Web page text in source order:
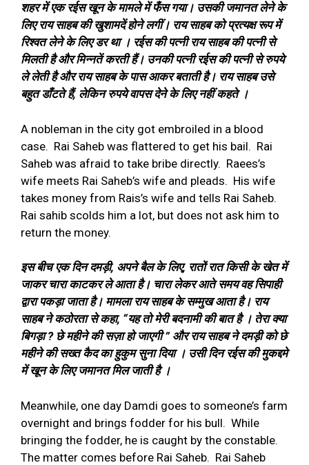
शहर में एक रईस खून के मामले में फँस गया। उसकी जमानत लेने के
लिए राय साहब की खुशामदें होने लगीं। राय साहब को प्रत्यक्ष रूप में
रिश्वत लेने के लिए डर था । रईस की पत्नी राय साहब की पत्नी से
मिलती है और मिन्नतें करती हैं। उनकी पत्नी रईस की पत्नी से रुपये
ले लेती है और राय साहब के पास आकर बताती है। राय साहब उसे
बहुत डाँटते हैं, लेकिन रुपये वापस देने के लिए नहीं कहते ।
A nobleman in the city got embroiled in a blood
case. Rai Saheb was flattered to get his bail. Rai
Saheb was afraid to take bribe directly. Raees’s
wife meets Rai Saheb’s wife and pleads. His wife
takes money from Rais’s wife and tells Rai Saheb.
Rai sahib scolds him a lot, but does not ask him to
return the money.
इस बीच एक दिन दमड़ी, अपने बैल के लिए, रातों रात किसी के खेत में
जाकर चारा काटकर ले आता है। चारा लेकर आते समय वह सिपाही
द्वारा पकड़ा जाता है। मामला राय साहब के सम्मुख आता है। राय
साहब ने कठोरता से कहा, “यह तो मेरी बदनामी की बात है । तेरा क्या
बिगड़ा? छे महीने की सज़ा हो जाएगी” और राय साहब ने दमड़ी को छे
महीने की सख्त कैद का हुकुम सुना दिया । उसी दिन रईस की मुकद्दमे
में खून के लिए जमानत मिल जाती है ।
Meanwhile, one day Damdi goes to someone’s farm
overnight and brings fodder for his bull. While
bringing the fodder, he is caught by the constable.
The matter comes before Rai Saheb. Rai Saheb